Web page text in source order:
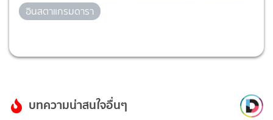
อินสตาแกรมดารา
บทความน่าสนใจอื่นๆ